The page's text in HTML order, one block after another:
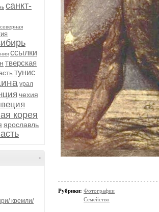
санкт-
северная
ссылки
тверская
тунис
урал
чехия
корея
ярославль
-
кремли/
Рубрики: Фотографии
Семейство